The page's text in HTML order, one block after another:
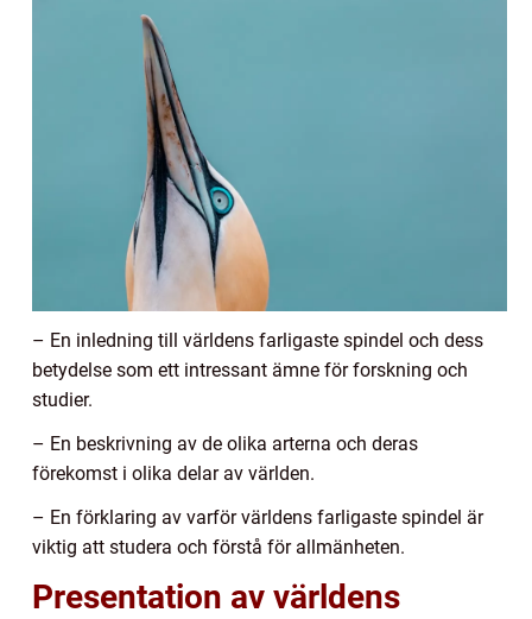
– En inledning till världens farligaste spindel och dess
betydelse som ett intressant ämne för forskning och
studier.
– En beskrivning av de olika arterna och deras
förekomst i olika delar av världen.
– En förklaring av varför världens farligaste spindel är
viktig att studera och förstå för allmänheten.
Presentation av världens